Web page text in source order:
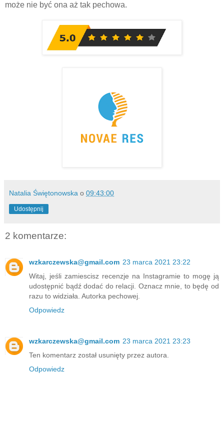
może nie być ona aż tak pechowa.
Natalia Świętonowska o 09:43:00
Udostępnij
2 komentarze:
wzkarczewska@gmail.com 23 marca 2021 23:22
Witaj, jeśli zamiescisz recenzje na Instagramie to mogę ją
udostępnić bądź dodać do relacji. Oznacz mnie, to będę od
razu to widziała. Autorka pechowej.
Odpowiedz
wzkarczewska@gmail.com 23 marca 2021 23:23
Ten komentarz został usunięty przez autora.
Odpowiedz